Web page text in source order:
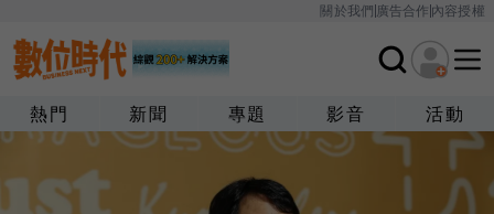
關於我們廣告合作內容授權
熱門 新聞 專題 影音 活動